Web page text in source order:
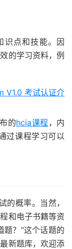
识点和技能。因
的学习资料，例
V1.0 考试认证介
的hcia课程 ，内
过课程学习可以
的概率。当然，
和电子书籍等资
题？”这个话题的
新题库，欢迎添